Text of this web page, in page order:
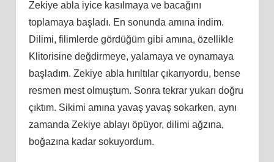
Zekiye abla iyice kasılmaya ve bacağını
toplamaya başladı. En sonunda amına indim.
Dilimi, filimlerde gördüğüm gibi amına, özellikle
Klitorisine değdirmeye, yalamaya ve oynamaya
başladım. Zekiye abla hırıltılar çıkarıyordu, bense
resmen mest olmuştum. Sonra tekrar yukarı doğru
çıktım. Sikimi amına yavaş yavaş sokarken, aynı
zamanda Zekiye ablayı öpüyor, dilimi ağzına,
boğazına kadar sokuyordum.